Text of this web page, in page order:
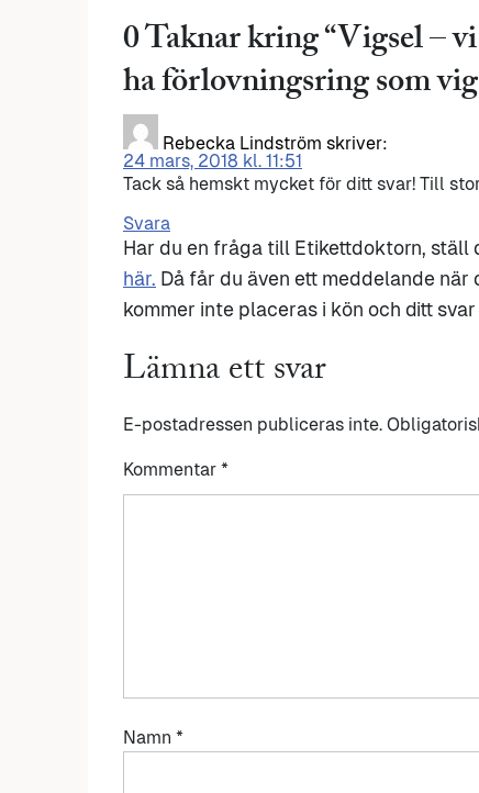
0 Taknar kring “Vigsel –
ha förlovningsring som
Rebecka Lindström skriver:
24 mars, 2018 kl. 11:51
Tack så hemskt mycket för ditt svar! Till
Svara
Har du en fråga till Etikettdoktorn, ställ
här. Då får du även ett meddelande
kommer inte placeras i kön och ditt
Lämna ett svar
E-postadressen publiceras inte.
Kommentar *
Namn *